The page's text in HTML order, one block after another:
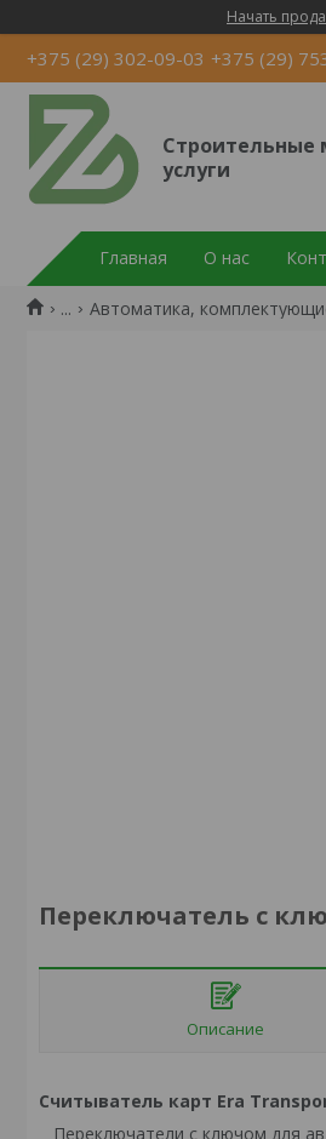
Начать
+375 (29) 302-09-03 +375 (29)
Строительные
услуги
Главная О нас
... Автоматика,
Переключатель с
Описание
Считыватель карт Era
Переключатели с ключом для